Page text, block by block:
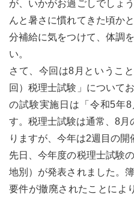
が、いかがお過ごしでしょ
んと暑さに慣れてきた頃か
分補給に気をつけて、体調
い。
さて、今回は8月というこ
回）税理士試験」について
の試験実施日は「令和5年
す。税理士試験は通常、8月
りますが、今年は2週目の開
先日、今年度の税理士試験
地別）が発表されました。
要件が撤廃されたことによ